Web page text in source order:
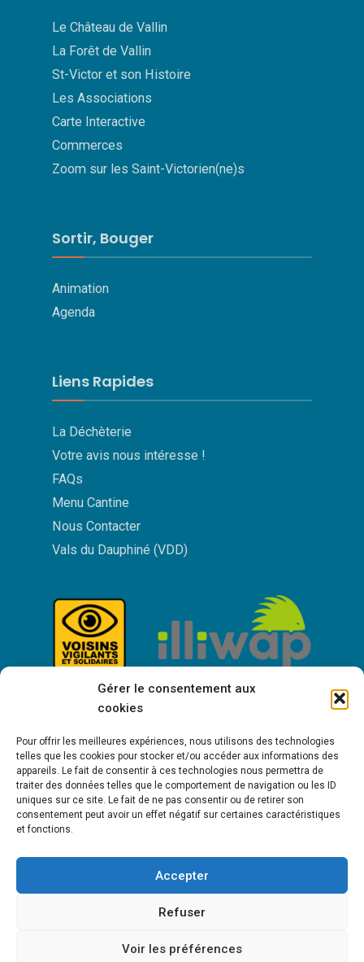
Gérer le consentement aux
cookies
Pour offrir les meilleures expériences, nous utilisons des technologies
telles que les cookies pour stocker et/ou accéder aux informations des
appareils. Le fait de consentir à ces technologies nous permettra de
traiter des données telles que le comportement de navigation ou les ID
uniques sur ce site. Le fait de ne pas consentir ou de retirer son
consentement peut avoir un effet négatif sur certaines caractéristiques
et fonctions.
Accepter
Refuser
Voir les préférences
Le Château de Vallin
La Forêt de Vallin
St-Victor et son Histoire
Les Associations
Carte Interactive
Commerces
Zoom sur les Saint-Victorien(ne)s
Sortir, Bouger
Animation
Agenda
Liens Rapides
La Déchèterie
Votre avis nous intéresse !
FAQs
Menu Cantine
Nous Contacter
Vals du Dauphiné (VDD)
Bienvenue à Saint-Victor de Cessieu !